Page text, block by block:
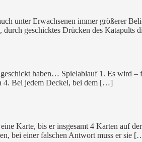
unter Erwachsenen immer größerer
durch geschicktes Drücken des
haben… Spielablauf 1. Es wird –
4. Bei jedem Deckel, bei dem […]
Karte, bis er insgesamt 4 Karten auf
bei einer falschen Antwort muss er sie